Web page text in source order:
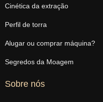
Cinética da extração
Perfil de torra
Alugar ou comprar máquina?
Segredos da Moagem
Sobre nós